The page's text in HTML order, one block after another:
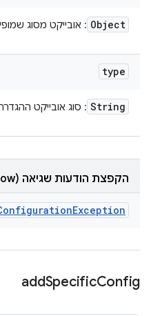
Object : אובייקט מסוג
type
String : סוג אובייקט
הקפצת הודעות שגיאה (throw)
Exception
addSpecificConfig